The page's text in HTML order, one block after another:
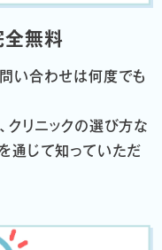
全無料
い合わせは何度でも
クリニックの選び方な
通じて知っていただ